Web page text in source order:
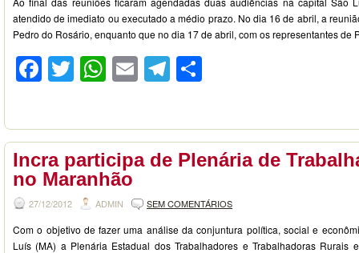
atendido de imediato ou executado a médio prazo. No dia 16 de abril, a
Pedro do Rosário, enquanto que no dia 17 de abril, com os representantes de
Facebook
Twitter
WhatsApp
EmailTelegram
Incra participa de Plenária de
no Maranhão
27/12/2012 ADMIN SEM COMENTÁRIOS
Com o objetivo de fazer uma análise da conjuntura política, social e
Luís (MA) a Plenária Estadual dos Trabalhadores e Trabalhadoras Rurais